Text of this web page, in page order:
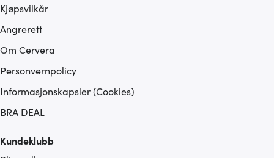
Kjøpsvilkår
Angrerett
Om Cervera
Personvernpolicy
Informasjonskapsler (Cookies)
BRA DEAL
Kundeklubb